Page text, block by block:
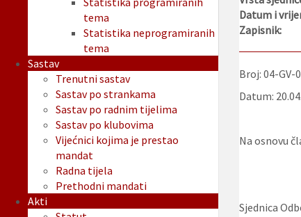
Datum i
Zapisnik:
Broj: 04-GV-
Datum:
Na osnovu
Sjednica
tema
Statistika neprogramiranih
tema
Sastav
Trenutni sastav
Sastav po strankama
Sastav po radnim tijelima
Sastav po klubovima
Vijećnici kojima je prestao
mandat
Radna tijela
Prethodni mandati
Akti